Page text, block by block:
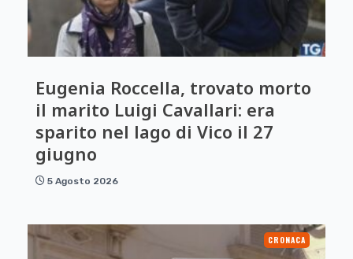
Eugenia Roccella, trovato morto
il marito Luigi Cavallari: era
sparito nel lago di Vico il 27
giugno
5 Agosto 2026
CRONACA